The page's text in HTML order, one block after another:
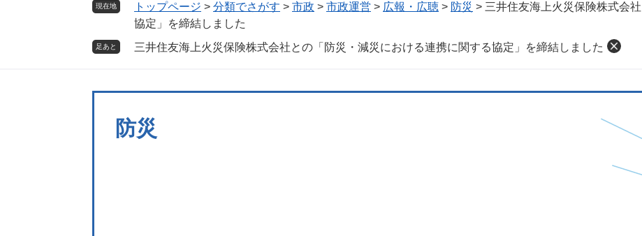
索
現在地 トップページ > 分類でさがす > 市政 > 市政運営 > 広報・広聴 > 防災 > 三井住友海上火災保険株式会
協定」を締結しました
足あと 三井住友海上火災保険株式会社との「防災・減災における連携に関する協定」を締結しました
防災